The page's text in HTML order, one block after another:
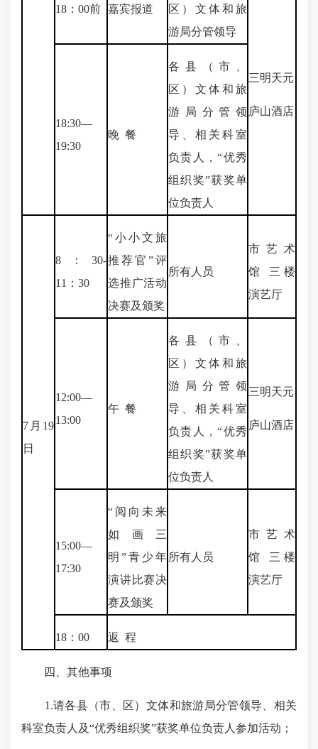
18：00前 嘉宾报道
区）文体和旅
游局分管领导
三明天元
庐山酒店
18:30—
19:30
晚 餐
各县（市、
区）文体和旅
游局分管领
导、相关科室
负责人，“优秀
组织奖”获奖单
位负责人
7月19
日
8：30-
11：30
“小小文旅
推荐官”评
选推广活动
决赛及颁奖
所有人员
市艺术
馆 三楼
演艺厅
12:00—
13:00
午 餐
各县（市、
区）文体和旅
游局分管领
导、相关科室
负责人，“优秀
组织奖”获奖单
位负责人
三明天元
庐山酒店
15:00—
17:30
“阅向未来
如画三
明”青少年
演讲比赛决
赛及颁奖
所有人员
市艺术
馆 三楼
演艺厅
18：00 返 程
四、其他事项
1.请各县（市、区）文体和旅游局分管领导、相关
科室负责人及“优秀组织奖”获奖单位负责人参加活动；